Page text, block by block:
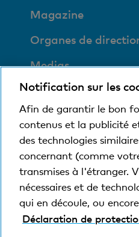
Magazine
Organes de
Medias
Social et
avec
© Banque Cler
La Banque Cler est
Notification sur les
Afin de garantir le bon
contenus et la publicité
des technologies
concernant (comme
transmises à l'étranger.
nécessaires et de
qui en découle, ou
Déclaration de